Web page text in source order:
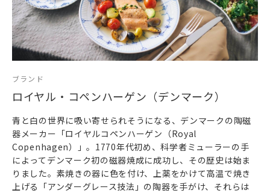
ブランド
ロイヤル・コペンハーゲン（デンマーク）
青と白の世界に吸い寄せられそうになる、デンマークの陶磁
器メーカー「ロイヤルコペンハーゲン（Royal
Copenhagen）」。1770年代初め、科学者ミューラーの手
によってデンマーク初の磁器焼成に成功し、その歴史は始ま
りました。素焼きの器に色を付け、上薬をかけて高温で焼き
上げる「アンダーグレース技法」の陶器を手がけ、それらは